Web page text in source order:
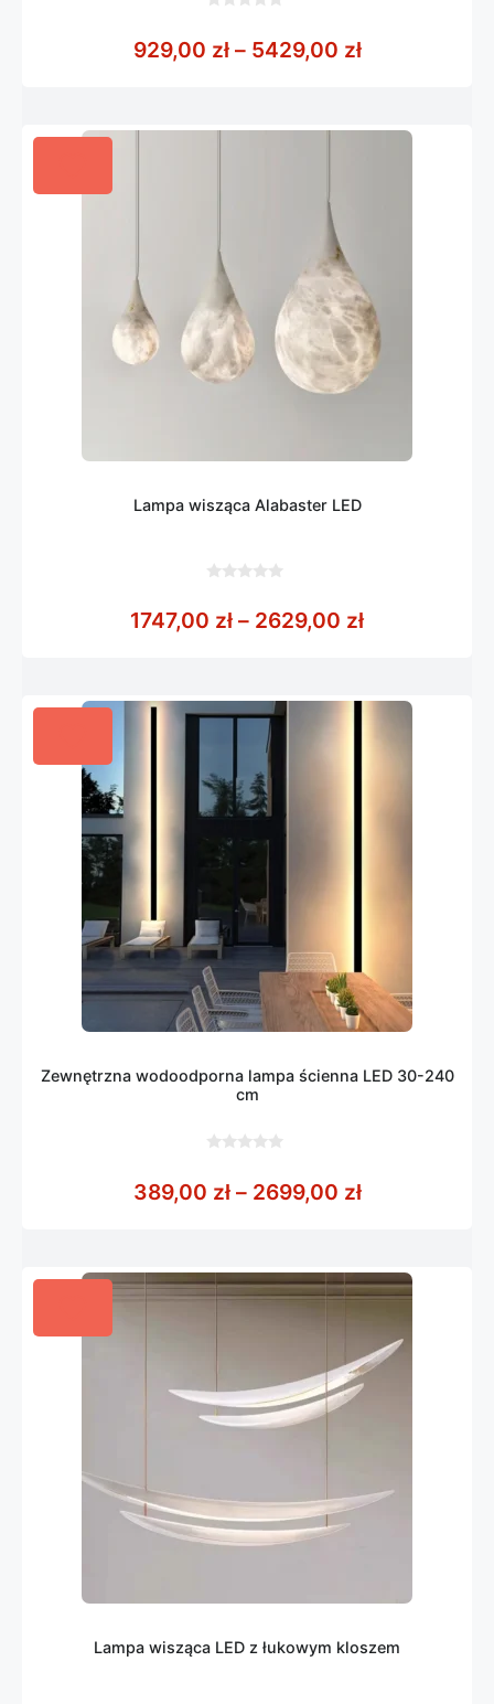
5
929,00 zł – 5429,00 złZakres cen:
Lampa wisząca Alabaster LED
5
1747,00 zł – 2629,00 złZakres cen:
Zewnętrzna wodoodporna lampa ścienna LED 30-240
cm
5
389,00 zł – 2699,00 złZakres cen:
Lampa wisząca LED z łukowym kloszem